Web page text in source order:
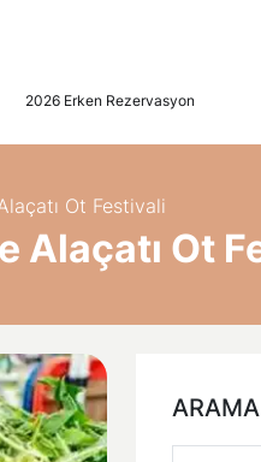
2026 Erken Rezervasyon
Ot Festivali
Alaçatı Ot